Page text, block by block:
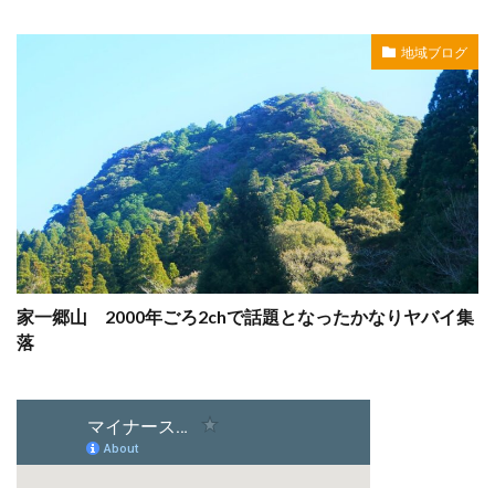
地域ブログ
家一郷山 2000年ごろ2chで話題となったかなりヤバイ集
落